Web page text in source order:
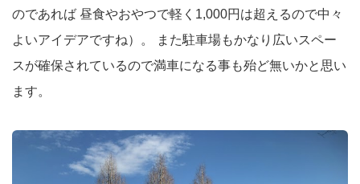
のであれば 昼食やおやつで軽く1,000円は超えるので中々
よいアイデアですね）。 また駐車場もかなり広いスペー
スが確保されているので満車になる事も殆ど無いかと思い
ます。